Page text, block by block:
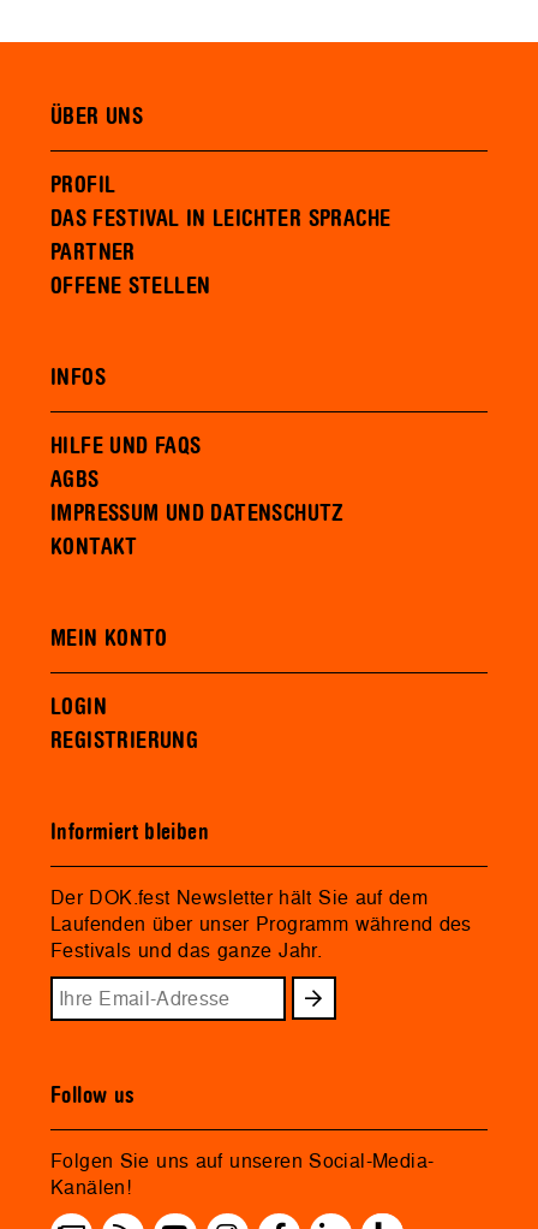
ÜBER UNS
PROFIL
DAS FESTIVAL IN LEICHTER SPRACHE
PARTNER
OFFENE STELLEN
INFOS
HILFE UND FAQS
AGBS
IMPRESSUM UND DATENSCHUTZ
KONTAKT
MEIN KONTO
LOGIN
REGISTRIERUNG
Informiert bleiben
Der DOK.fest Newsletter hält Sie auf dem
Laufenden über unser Programm während des
Festivals und das ganze Jahr.
Follow us
Folgen Sie uns auf unseren Social-Media-
Kanälen!